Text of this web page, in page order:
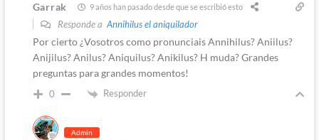
Garrak 9 años han pasado desde que se escribió esto
Responde a Annihilus el aniquilador
Por cierto ¿Vosotros como pronunciais Annihilus? Aniilus?
Anijilus? Anilus? Aniquilus? Anikilus? H muda? Grandes
preguntas para grandes momentos!
0 Responder
Admin